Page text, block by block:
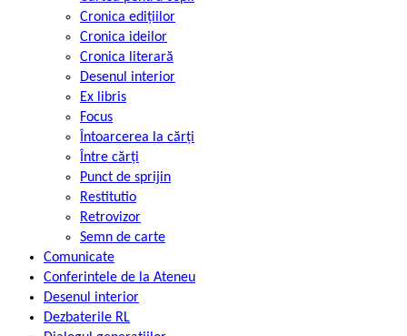
Cronica edițiilor
Cronica ideilor
Cronica literară
Desenul interior
Ex libris
Focus
Întoarcerea la cărți
Între cărți
Punct de sprijin
Restitutio
Retrovizor
Semn de carte
Comunicate
Conferintele de la Ateneu
Desenul interior
Dezbaterile RL